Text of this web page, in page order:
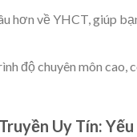
hơn về YHCT, giúp
độ chuyên môn cao,
Uy Tín: